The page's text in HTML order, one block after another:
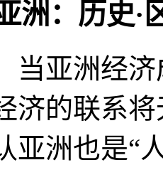
洲：历史·
当亚洲经
济的联系
亚洲也是“